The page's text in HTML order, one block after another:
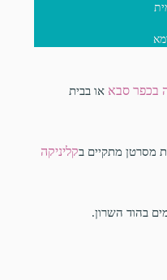
בכפר סבא או בבית
מסרטן מתקיים בקליניקה
בהוד השרון.